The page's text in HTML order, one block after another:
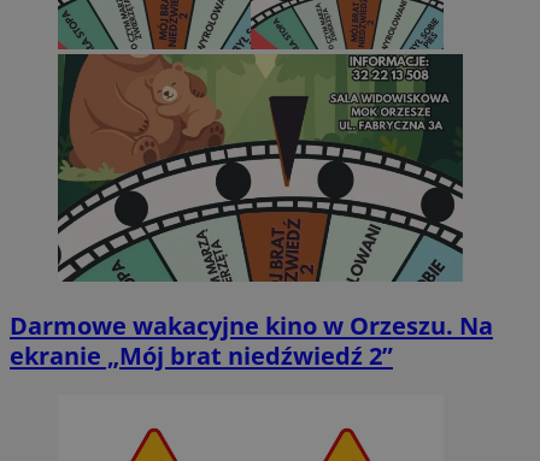
Darmowe wakacyjne kino w Orzeszu. Na
ekranie „Mój brat niedźwiedź 2”